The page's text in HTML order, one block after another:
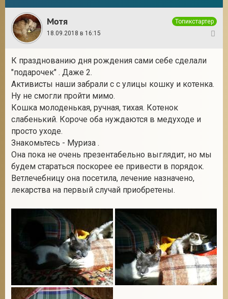
Мотя
Топикстартер
18.09.2018 в 16:15
К празднованию дня рождения сами себе сделали
"подарочек" . Даже 2.
Активисты наши забрали с с улицы кошку и котенка.
Ну не смогли пройти мимо.
Кошка молоденькая, ручная, тихая. Котенок
слабенький. Короче оба нуждаются в медуходе и
просто уходе.
Знакомьтесь - Муриза .
Она пока не очень презентабельно выглядит, но мы
будем стараться поскорее ее привести в порядок.
Ветлечебницу она посетила, лечение назначено,
лекарства на первый случай приобретены.